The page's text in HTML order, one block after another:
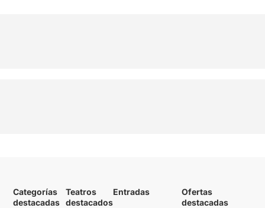
Categorías
destacadas
Teatros
destacados
Entradas
Ofertas
destacadas